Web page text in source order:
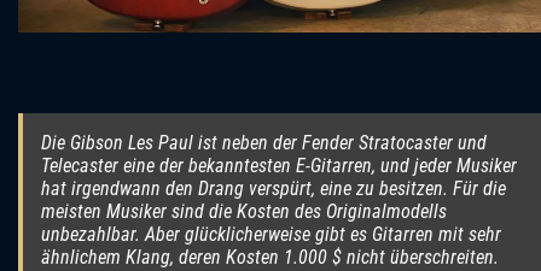
Die Gibson Les Paul ist neben der Fender Stratocaster und
Telecaster eine der bekanntesten E-Gitarren, und jeder Musiker
hat irgendwann den Drang verspürt, eine zu besitzen. Für die
meisten Musiker sind die Kosten des Originalmodells
unbezahlbar. Aber glücklicherweise gibt es Gitarren mit sehr
ähnlichem Klang, deren Kosten 1.000 $ nicht überschreiten.